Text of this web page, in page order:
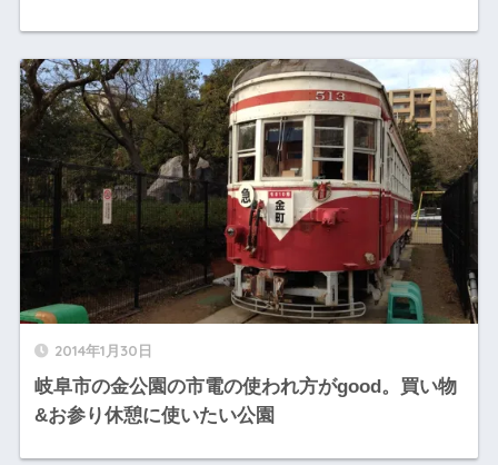
2014年1月30日
岐阜市の金公園の市電の使われ方がgood。買い物
&お参り休憩に使いたい公園